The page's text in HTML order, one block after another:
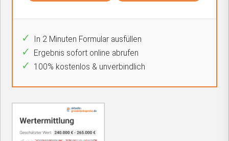
In 2 Minuten Formular ausfüllen
Ergebnis sofort online abrufen
100% kostenlos & unverbindlich